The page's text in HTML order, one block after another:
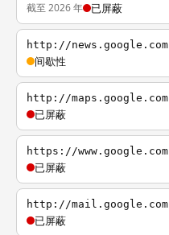
截至 2026 年 已屏蔽
http://news.google.com
间歇性
http://maps.google.com
已屏蔽
https://www.google.com
已屏蔽
http://mail.google.com
已屏蔽